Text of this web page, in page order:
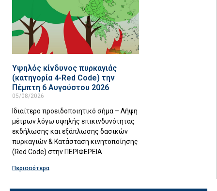
Υψηλός κίνδυνος πυρκαγιάς
(κατηγορία 4-Red Code) την
Πέμπτη 6 Αυγούστου 2026
05/08/2026
Ιδιαίτερο προειδοποιητικό σήμα – Λήψη
μέτρων λόγω υψηλής επικινδυνότητας
εκδήλωσης και εξάπλωσης δασικών
πυρκαγιών & Κατάσταση κινητοποίησης
(Red Code) στην ΠΕΡΙΦΕΡΕΙΑ
Περισσότερα